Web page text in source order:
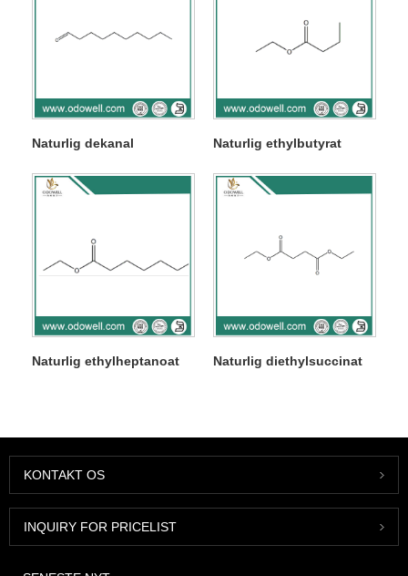
Naturlig dekanal Naturlig ethylbutyrat
Naturlig ethylheptanoat Naturlig diethylsuccinat
KONTAKT OS
INQUIRY FOR PRICELIST